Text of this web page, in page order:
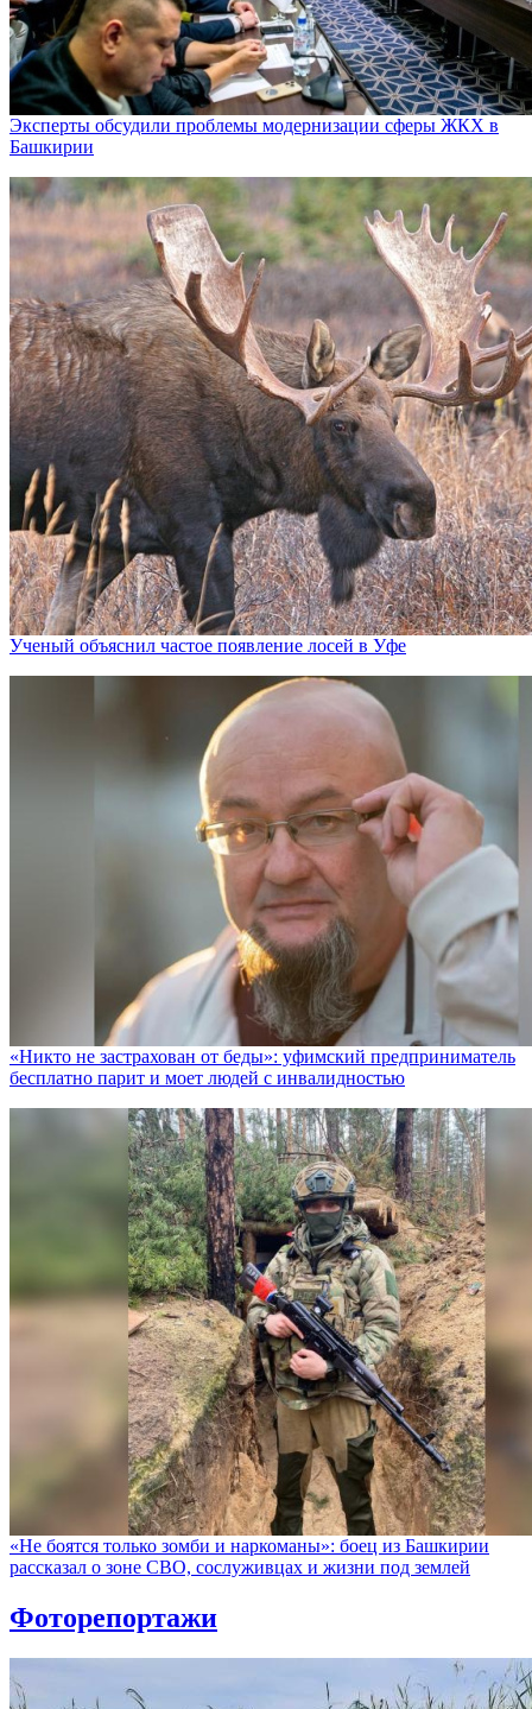
Эксперты обсудили проблемы модернизации сферы ЖКХ в
Башкирии
Ученый объяснил частое появление лосей в Уфе
«Никто не заcтрахован от беды»: уфимский предприниматель
бесплатно парит и моет людей с инвалидностью
«Не боятся только зомби и наркоманы»: боец из Башкирии
рассказал о зоне СВО, сослуживцах и жизни под землей
Фоторепортажи